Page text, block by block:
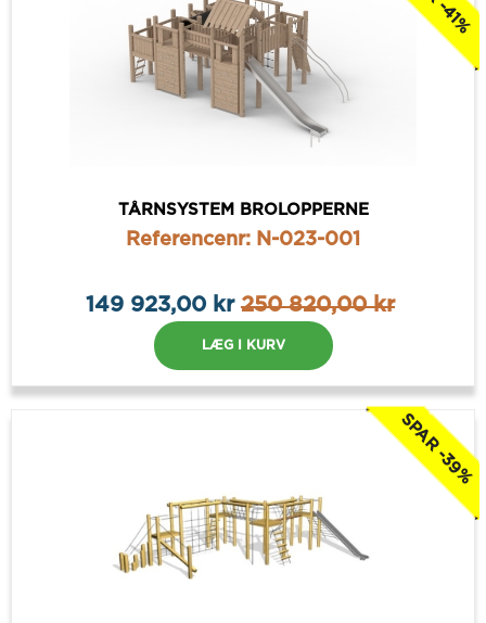
TÅRNSYSTEM BROLOPPERNE
Referencenr: N-023-001
149 923,00 kr 250 820,00 kr
LÆG I KURV
SPAR -39%